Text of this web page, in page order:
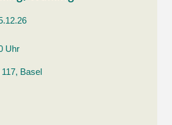
Uhr
Basel